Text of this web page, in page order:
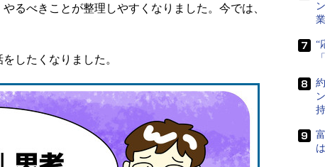
るべきことが整理しやすくなりました。今では、
したくなりました。
“